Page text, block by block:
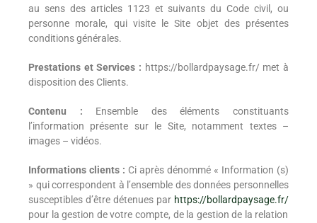
au sens des articles 1123 et suivants du Code civil, ou
personne morale, qui visite le Site objet des présentes
conditions générales.
Prestations et Services : https://bollardpaysage.fr/ met à
disposition des Clients.
Contenu : Ensemble des éléments constituants
l’information présente sur le Site, notamment textes –
images – vidéos.
Informations clients : Ci après dénommé « Information (s)
» qui correspondent à l’ensemble des données personnelles
susceptibles d’être détenues par https://bollardpaysage.fr/
pour la gestion de votre compte, de la gestion de la relation